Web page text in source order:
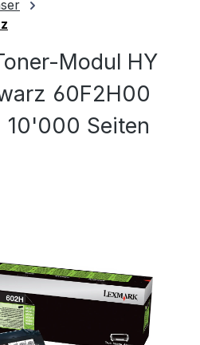
Modul HY
60F2H00
10'000 Seiten